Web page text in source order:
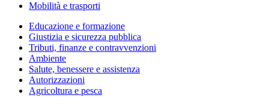
Mobilità e trasporti
Educazione e formazione
Giustizia e sicurezza pubblica
Tributi, finanze e contravvenzioni
Ambiente
Salute, benessere e assistenza
Autorizzazioni
Agricoltura e pesca